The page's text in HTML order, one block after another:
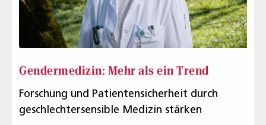
Gendermedizin: Mehr als ein Trend
Forschung und Patientensicherheit durch
geschlechtersensible Medizin stärken